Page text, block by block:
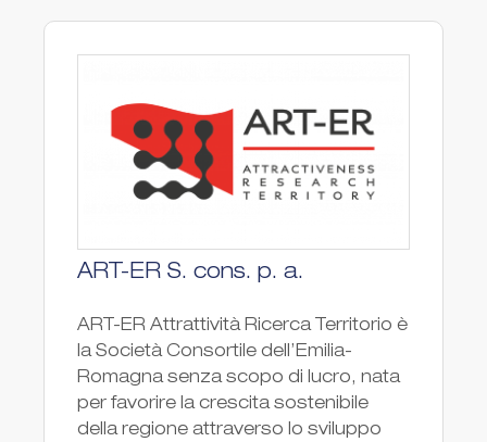
ART-ER S. cons. p. a.
ART-ER Attrattività Ricerca Territorio è
la Società Consortile dell’Emilia-
Romagna senza scopo di lucro, nata
per favorire la crescita sostenibile
della regione attraverso lo sviluppo